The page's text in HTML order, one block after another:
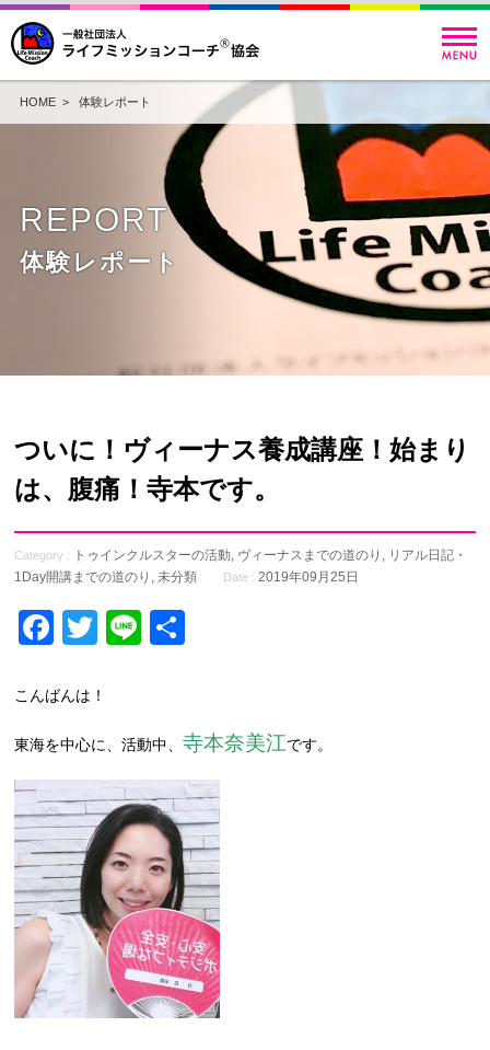
HOME> 体験レポート
REPORT
体験レポート
ついに！ヴィーナス養成講座！始まり
は、腹痛！寺本です。
Category : トゥインクルスターの活動, ヴィーナスまでの道のり , リアル日記・
1Day開講までの道のり ,未分類 Date : 2019年09月25日
Facebook
Twitter
Line
こんばんは！
東海を中心に、活動中、寺本奈美江です。